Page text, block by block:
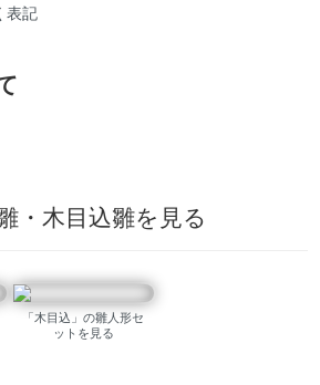
表記
・木目込雛を見る
「木目込」の雛人形セ
ットを見る